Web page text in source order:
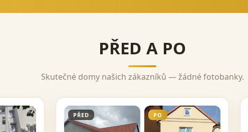
PŘED A PO
Skutečné domy našich zákazníků — žádné fotobanky.
PŘED PO